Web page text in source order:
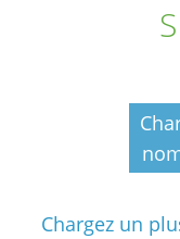
Chargez un